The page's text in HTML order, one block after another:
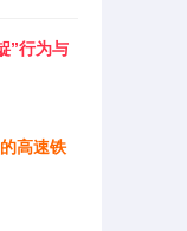
”行为与
高速铁